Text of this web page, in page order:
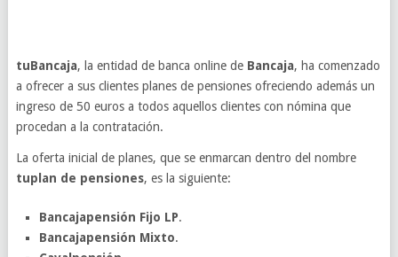
tuBancaja, la entidad de banca online de Bancaja, ha comenzado
a ofrecer a sus clientes planes de pensiones ofreciendo además un
ingreso de 50 euros a todos aquellos clientes con nómina que
procedan a la contratación.
La oferta inicial de planes, que se enmarcan dentro del nombre
tuplan de pensiones, es la siguiente:
Bancajapensión Fijo LP.
Bancajapensión Mixto.